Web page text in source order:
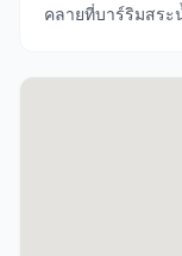
คลายที่บาร์ริมสระ